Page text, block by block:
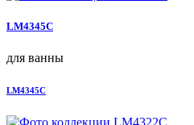
LM4345C
для ванны
LM4345C